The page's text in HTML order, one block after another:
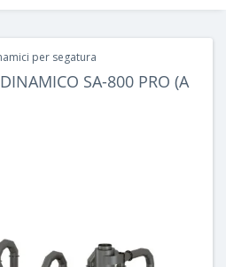
per segatura
SA-800 PRO (A